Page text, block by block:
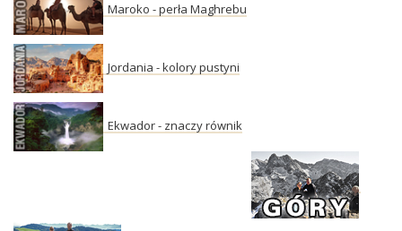
Maroko - perła Maghrebu
Jordania - kolory pustyni
Ekwador - znaczy równik